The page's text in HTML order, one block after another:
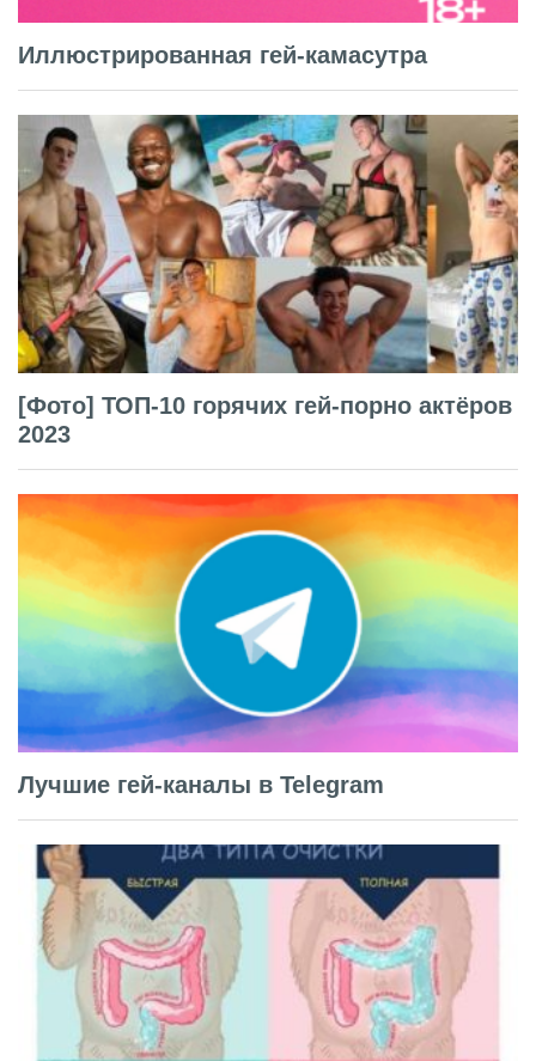
Иллюстрированная гей-камасутра
[Фото] ТОП-10 горячих гей-порно актёров
2023
Лучшие гей-каналы в Telegram